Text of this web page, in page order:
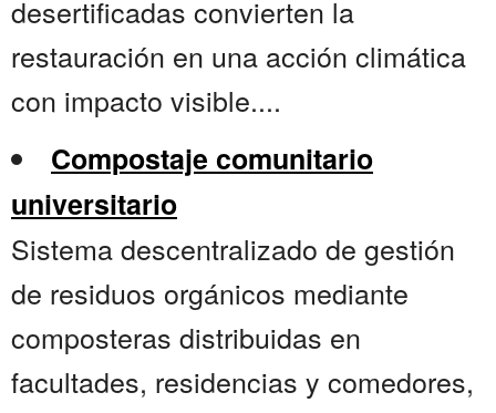
desertificadas convierten la
restauración en una acción climática
con impacto visible....
Compostaje comunitario
universitario
Sistema descentralizado de gestión
de residuos orgánicos mediante
composteras distribuidas en
facultades, residencias y comedores,